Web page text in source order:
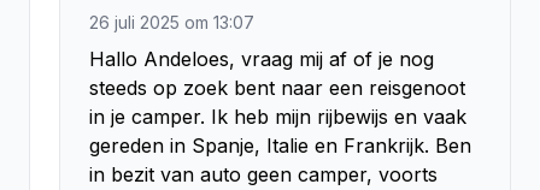
26 juli 2025 om 13:07
Hallo Andeloes, vraag mij af of je nog
steeds op zoek bent naar een reisgenoot
in je camper. Ik heb mijn rijbewijs en vaak
gereden in Spanje, Italie en Frankrijk. Ben
in bezit van auto geen camper, voorts